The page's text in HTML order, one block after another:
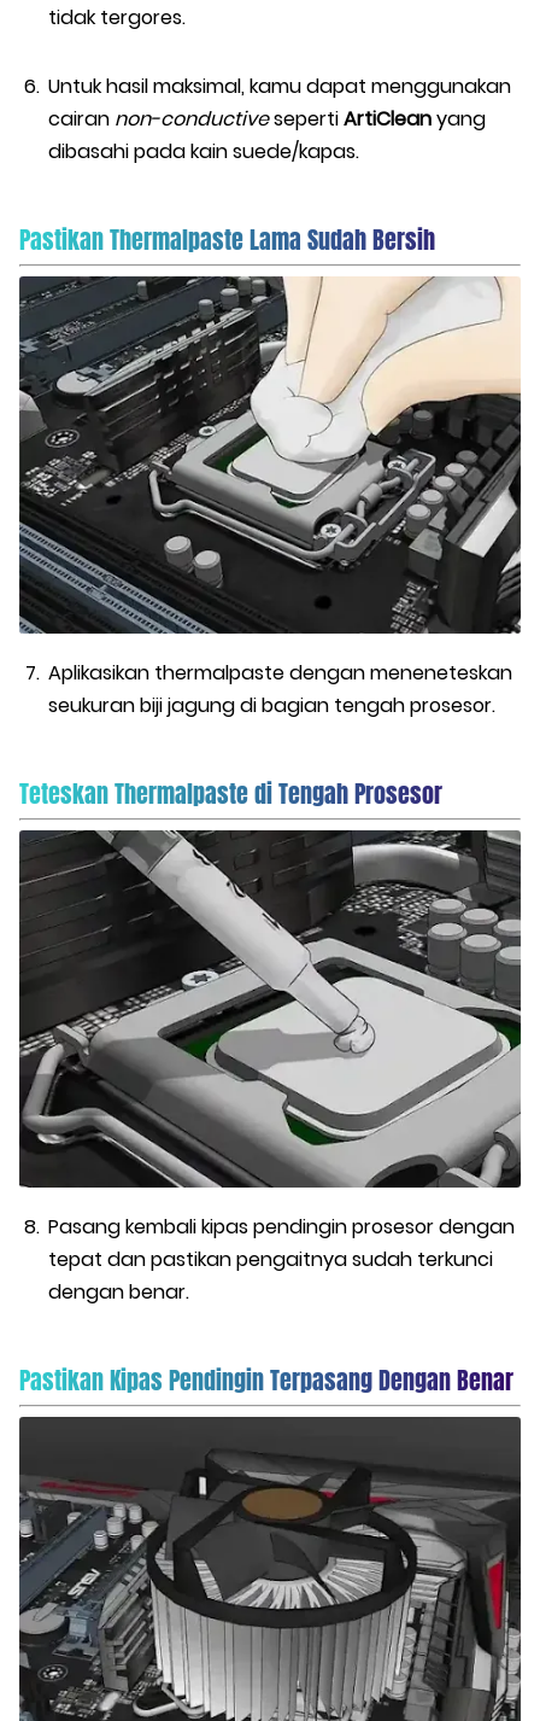
tidak tergores.
Untuk hasil maksimal, kamu dapat menggunakan
cairan non-conductivesepertiArtiCleanyang
dibasahi pada kain suede/kapas.
Pastikan Thermalpaste Lama Sudah Bersih
Aplikasikan thermalpaste dengan meneneteskan
seukuran biji jagung di bagian tengah prosesor.
Teteskan Thermalpaste di Tengah Prosesor
Pasang kembali kipas pendingin prosesor dengan
tepat dan pastikan pengaitnya sudah terkunci
dengan benar.
Pastikan Kipas Pendingin Terpasang Dengan Benar